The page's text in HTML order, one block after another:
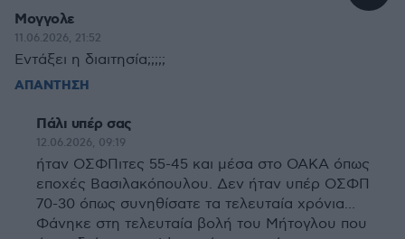
Μογγολε
11.06.2026, 21:52
Εντάξει η διαιτησία;;;;;
ΑΠΑΝΤΗΣΗ
Πάλι υπέρ σας
12.06.2026, 09:19
ήταν ΟΣΦΠιτες 55-45 και μέσα στο ΟΑΚΑ όπως
εποχές Βασιλακόπουλου. Δεν ήταν υπέρ ΟΣΦΠ
70-30 όπως συνηθίσατε τα τελευταία χρόνια...
Φάνηκε στη τελευταία βολή του Μήτογλου που